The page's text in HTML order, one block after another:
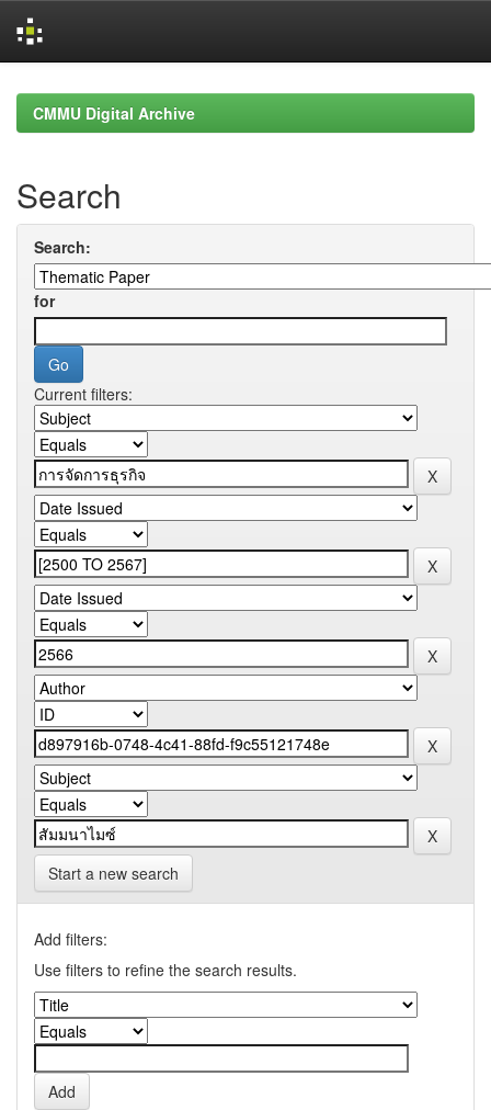
navigationCMMU Digital Archive
Search
Search:
for
Current filters:
Start a new search
Add filters:
Use filters to refine the search results.